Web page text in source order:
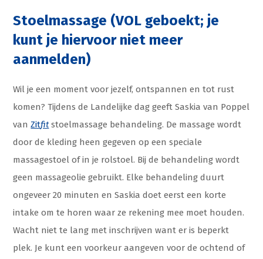
Stoelmassage (VOL geboekt; je
kunt je hiervoor niet meer
aanmelden)
Wil je een moment voor jezelf, ontspannen en tot rust
komen? Tijdens de Landelijke dag geeft Saskia van Poppel
vanZitfitstoelmassage behandeling. De massage wordt
door de kleding heen gegeven op een speciale
massagestoel of in je rolstoel. Bij de behandeling wordt
geen massageolie gebruikt. Elke behandeling duurt
ongeveer 20 minuten en Saskia doet eerst een korte
intake om te horen waar ze rekening mee moet houden.
Wacht niet te lang met inschrijven want er is beperkt
plek. Je kunt een voorkeur aangeven voor de ochtend of